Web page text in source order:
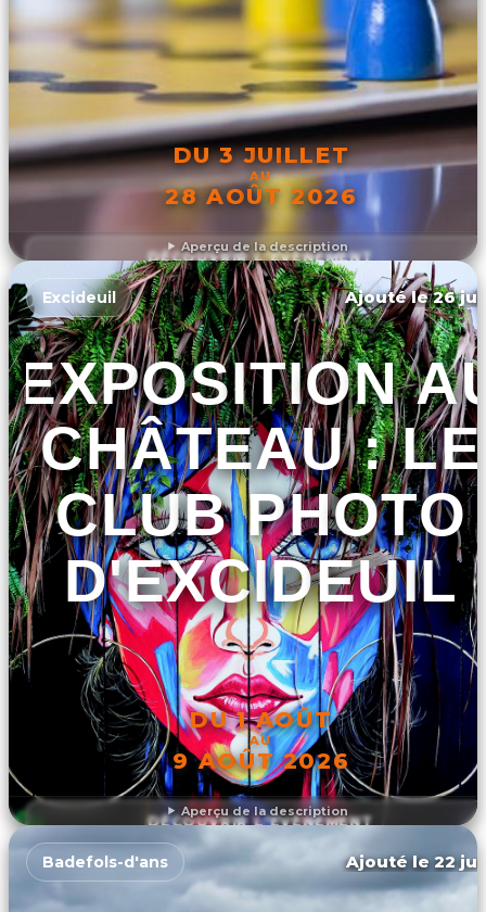
Aperçu de la description
DU 3 JUILLET
AU
28 AOÛT 2026
DÉCOUVRIR L'ÉVÉNEMENT
Aperçu de la description
Excideuil Ajouté le 26
EXPOSITION
CHÂTEAU : LE
CLUB PHOTO
D'EXCIDEUIL
DU 1 AOÛT
AU
9 AOÛT 2026
DÉCOUVRIR L'ÉVÉNEMENT
Badefols-d'ans Ajouté le 22